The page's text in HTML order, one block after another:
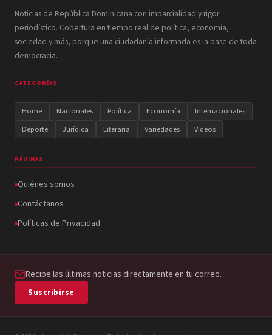
Noticias de República Dominicana con imparcialidad y rigor
periodístico. Cobertura en tiempo real de política, economía,
sociedad y más, porque una ciudadanía informada es la base de toda
democracia.
CATEGORÍAS
Home Nacionales Política Economía
Internacionales
Deporte
Jurídica Literaria Variedades Videos
PÁGINAS
Quiénes somos
Contáctanos
Políticas de Privacidad
Recibe las últimas noticias directamente en tu correo.
Suscribirse